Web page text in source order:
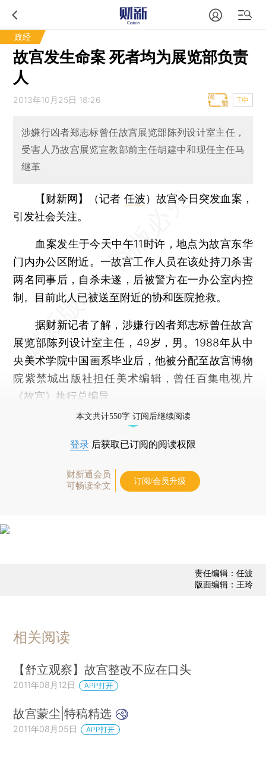
政经
故宫发生命案 死者均为展览部负责
人
2013年10月25日 18:26 T中
涉嫌行凶者郑志标曾任故宫展览部陈列设计室主任，
受害人乃故宫展览宣教部前主任胡建中和现任主任马
继革
【财新网】（记者 任波） 故宫今日突发血案，
引发社会关注。
血案发生于今天中午11时许，地点为故宫东华
门内办公区附近。一故宫工作人员在该处持刀杀害
两名同事后，自杀未遂，后被警方在一办公室内控
制。目前此人已被送至附近的协和医院抢救。
据财新记者了解，涉嫌行凶者郑志标曾任故宫
展览部陈列设计室主任，49岁，男。1988年从中
央美术学院中国画系毕业后，他被分配至故宫博物
院紫禁城出版社担任美术编辑，曾任百集电视片
《故宫》执行总编导。
本文共计550字 订阅后继续阅读
登录 后获取已订阅的阅读权限
财新通会员
可畅读全文
订阅/会员升级
责任编辑：任波
版面编辑：王玲
相关阅读
【舒立观察】故宫整改不应在口头
2011年08月12日 APP打开
故宫蒙尘|特稿精选
2011年08月05日 APP打开